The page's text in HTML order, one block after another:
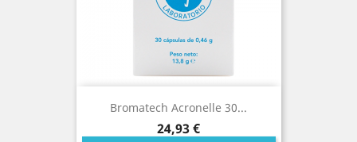
Bromatech Acronelle 30...
Precio
24,93 €